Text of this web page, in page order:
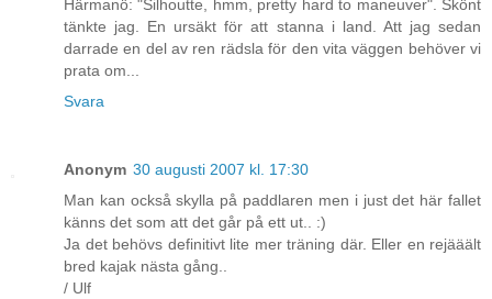
Härmanö: "Silhoutte, hmm, pretty hard to maneuver". Skönt
tänkte jag. En ursäkt för att stanna i land. Att jag sedan
darrade en del av ren rädsla för den vita väggen behöver vi
prata om...
Svara
Anonym 30 augusti 2007 kl. 17:30
Man kan också skylla på paddlaren men i just det här fallet
känns det som att det går på ett ut.. :)
Ja det behövs definitivt lite mer träning där. Eller en rejääält
bred kajak nästa gång..
/ Ulf